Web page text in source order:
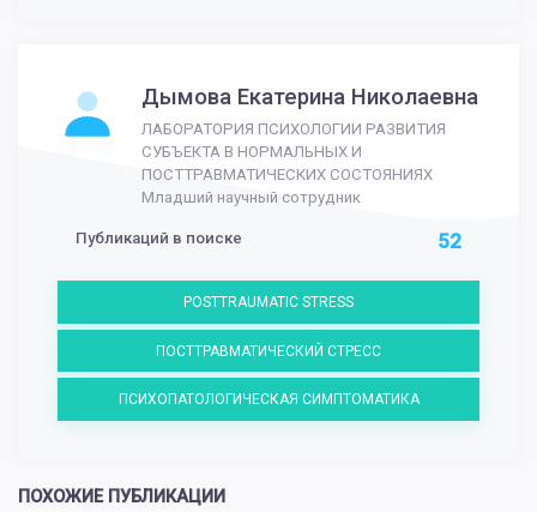
Дымова Екатерина Николаевна
ЛАБОРАТОРИЯ ПСИХОЛОГИИ РАЗВИТИЯ
СУБЪЕКТА В НОРМАЛЬНЫХ И
ПОСТТРАВМАТИЧЕСКИХ СОСТОЯНИЯХ
Младший научный сотрудник
Публикаций в поиске 52
POSTTRAUMATIC STRESS
ПОСТТРАВМАТИЧЕСКИЙ СТРЕСС
ПСИХОПАТОЛОГИЧЕСКАЯ СИМПТОМАТИКА
ПОХОЖИЕ ПУБЛИКАЦИИ